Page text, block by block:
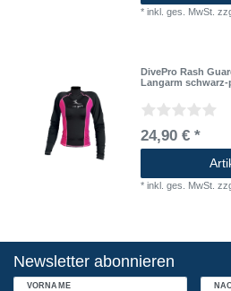
*inkl. ges. MwSt.
DivePro Rash
Langarm schwarz-
24,90 € *
*inkl. ges. MwSt.
Newsletter abonnieren
VORNAME